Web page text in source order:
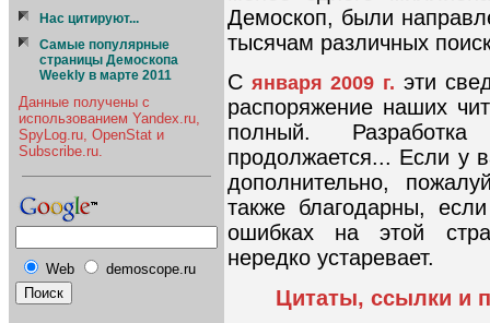
Нас цитируют...
Самые популярные
страницы Демоскопа
Weekly в марте 2011
Данные получены с
использованием Yandex.ru,
SpyLog.ru, OpenStat и
Subscribe.ru.
Web demoscope.ru
Демоскоп, были
тысячам различных
Сянваря 2009 г. эти
распоряжение наших
полный.
продолжается... Если у
дополнительно,
также благодарны,
ошибках на этой
нередко устаревает.
Цитаты, ссылки и